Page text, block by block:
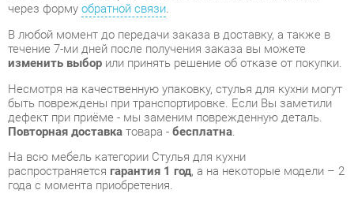
Несмотря на качественную упаковку, стулья для кухни могут
быть повреждены при транспортировке. Если Вы заметили
дефект при приёме - мы заменим поврежденную деталь.
Повторная доставкатовара -бесплатна.
На всю мебель категории Стулья для кухни
распространяетсягарантия 1 год, а на некоторые модели – 2
года с момента приобретения.
Стул Tetchair Secret De Maison Betty стальной сплав,
производстваTetchair, соответствующее современному
государственному стандарту.